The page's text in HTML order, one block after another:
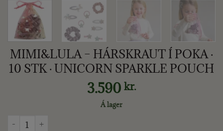
MIMI&LULA – HÁRSKRAUT Í POKA ·
10 STK · UNICORN SPARKLE POUCH
3.590 kr.
Á lager
MIMI&LULA - HÁRSKRAUT Í POKA · 10 STK · UNICORN